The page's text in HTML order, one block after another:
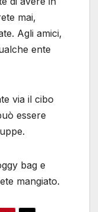
mai,
Agli amici,
ente
via il cibo
essere
bag e
mangiato.